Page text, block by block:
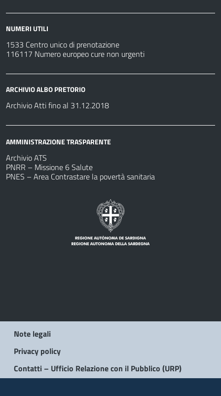
NUMERI UTILI
1533 Centro unico di prenotazione
116117 Numero europeo cure non urgenti
ARCHIVIO ALBO PRETORIO
Archivio Atti fino al 31.12.2018
AMMINISTRAZIONE TRASPARENTE
Archivio ATS
PNRR – Missione 6 Salute
PNES – Area Contrastare la povertà sanitaria
Note legali
Privacy policy
Contatti – Ufficio Relazione con il Pubblico (URP)